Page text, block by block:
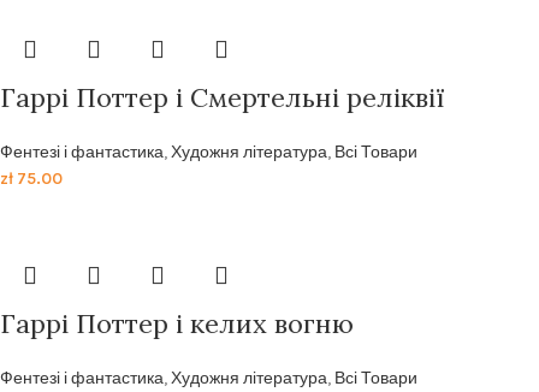
Гаррі Поттер і Смертельні реліквії
Фентезі і фантастика,Художня література, Всі Товари
zł 75.00
Гаррі Поттер і келих вогню
Фентезі і фантастика,Художня література, Всі Товари